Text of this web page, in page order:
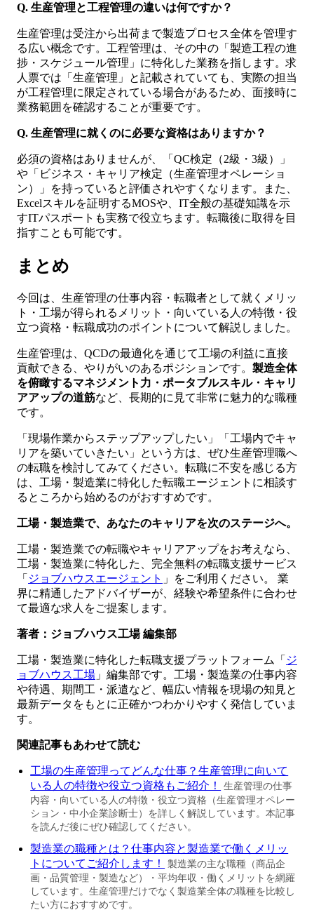
Q. 生産管理と工程管理の違いは何ですか？
生産管理は受注から出荷まで製造プロセス全体を管理す
る広い概念です。工程管理は、その中の「製造工程の進
捗・スケジュール管理」に特化した業務を指します。求
人票では「生産管理」と記載されていても、実際の担当
が工程管理に限定されている場合があるため、面接時に
業務範囲を確認することが重要です。
Q. 生産管理に就くのに必要な資格はありますか？
必須の資格はありませんが、「QC検定（2級・3級）」
や「ビジネス・キャリア検定（生産管理オペレーショ
ン）」を持っていると評価されやすくなります。また、
Excelスキルを証明するMOSや、IT全般の基礎知識を示
すITパスポートも実務で役立ちます。転職後に取得を目
指すことも可能です。
まとめ
今回は、生産管理の仕事内容・転職者として就くメリッ
ト・工場が得られるメリット・向いている人の特徴・役
立つ資格・転職成功のポイントについて解説しました。
生産管理は、QCDの最適化を通じて工場の利益に直接
貢献できる、やりがいのあるポジションです。 製造全体
を俯瞰するマネジメント力・ポータブルスキル・キャリ
アアップの道筋など、長期的に見て非常に魅力的な職種
です。
「現場作業からステップアップしたい」「工場内でキャ
リアを築いていきたい」という方は、ぜひ生産管理職へ
の転職を検討してみてください。転職に不安を感じる方
は、工場・製造業に特化した転職エージェントに相談す
るところから始めるのがおすすめです。
工場・製造業で、あなたのキャリアを次のステージへ。
工場・製造業での転職やキャリアアップをお考えなら、
工場・製造業に特化した、完全無料の転職支援サービス
「 ジョブハウスエージェント 」をご利用ください。 業
界に精通したアドバイザーが、経験や希望条件に合わせ
て最適な求人をご提案します。
著者：ジョブハウス工場 編集部
工場・製造業に特化した転職支援プラットフォーム「 ジ
ョブハウス工場 」編集部です。工場・製造業の仕事内容
や待遇、期間工・派遣など、幅広い情報を現場の知見と
最新データをもとに正確かつわかりやすく発信していま
す。
関連記事もあわせて読む
工場の生産管理ってどんな仕事？生産管理に向いて
いる人の特徴や役立つ資格もご紹介！
生産管理の仕事
内容・向いている人の特徴・役立つ資格（生産管理オペレー
ション・中小企業診断士）を詳しく解説しています。本記事
を読んだ後にぜひ確認してください。
製造業の職種とは？仕事内容と製造業で働くメリッ
トについてご紹介します！
製造業の主な職種（商品企
画・品質管理・製造など）・平均年収・働くメリットを網羅
しています。生産管理だけでなく製造業全体の職種を比較し
たい方におすすめです。